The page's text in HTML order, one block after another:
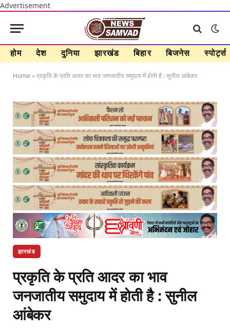
Advertisement
होम देश दुनिया झारखंड बिहार बिजनेस स्पोर्ट्स
Home »प्रकृति के प्रति आदर का भाव जनजातीय समुदाय में होती है : सुनील आंबेकर
झारखंड
प्रकृति के प्रति आदर का भाव
जनजातीय समुदाय में होती है : सुनील
आंबेकर